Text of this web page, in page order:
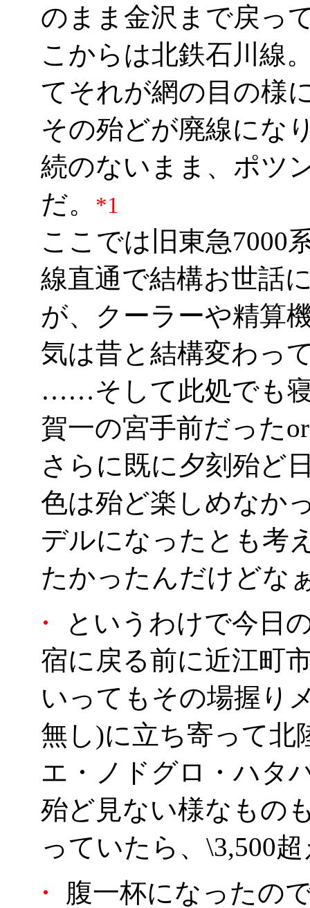
のまま金沢まで戻っ
こからは北鉄石川線
てそれが網の目の様
その殆どが廃線にな
続のないまま、ポツ
だ。
*1
ここでは旧東急7000
線直通で結構お世話
が、クーラーや精算
気は昔と結構変わっ
……そして此処でも
賀一の宮手前だった
さらに既に夕刻殆ど
色は殆ど楽しめなか
デルになったとも考
たかったんだけどな
・
というわけで今日
宿に戻る前に近江町
いってもその場握り
無し)に立ち寄って北
エ・ノドグロ・ハタ
殆ど見ない様なもの
っていたら、\3,500
・
腹一杯になったの